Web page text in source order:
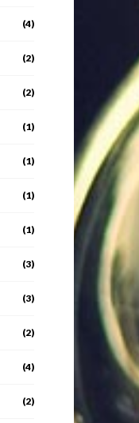
(4)
(2)
(2)
(1)
(1)
(1)
(1)
(3)
(3)
(2)
(4)
(2)